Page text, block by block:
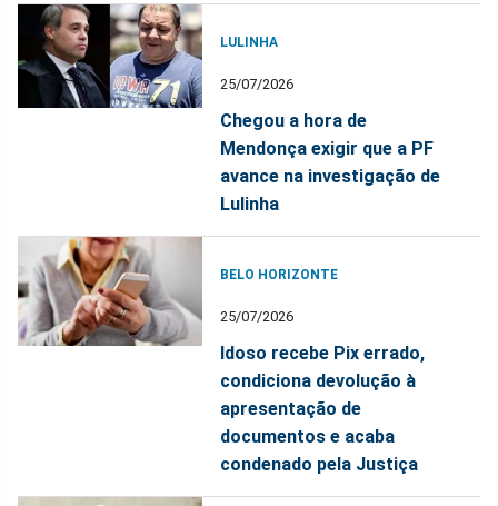
LULINHA
25/07/2026
Chegou a hora de
Mendonça exigir que a PF
avance na investigação de
Lulinha
BELO HORIZONTE
25/07/2026
Idoso recebe Pix errado,
condiciona devolução à
apresentação de
documentos e acaba
condenado pela Justiça